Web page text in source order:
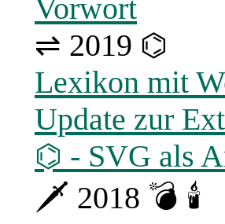
Vorwort
⇌ 2019 ⌬
Lexikon mit
Update zur
⌬ - SVG als
🗡 2018 💣 🕯